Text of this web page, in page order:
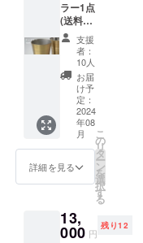
応させ
ていた
だきま
す。
い。 問
い合わ
せ
フォー
ム
https://
minoru
seisaku
syo.jp/c
ontact
直近の
につい
ては、
イトの
予定表
をご確
ムから
ご連絡
くださ
い。 そ
の際、
リター
ン発送
でご案
内いた
します
記入く
ださ
せ
フォー
てしま
うこと
が多い
のです
が、あ
えて表
情のあ
るへら
目を残
したぐ
い吞み
として
いま
しんで
いただ
たしま
す。初
めに職
人が見
本をお
見せし
た後、
職人の
サポー
トで一
緒に作
製、最
後はご
だきま
す。 有
ラー1点
(送料込
み) 商品
名：
【nami(
波)】 へ
ら絞り
で商品
を作る
と、へ
ら目
（ヘラ
を押し
当てた
す。へ
ら目を
支援
者：
10人
お届
け予
定：
2024
年08
月
詳細を見る
こ
の
リ
タ
ー
ン
を
選
択
す
る
13,
000 円
残り12